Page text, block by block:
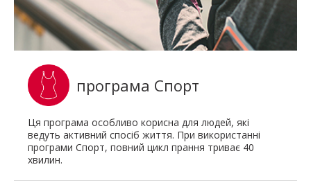
програма Спорт
Ця програма особливо корисна для людей, які
ведуть активний спосіб життя. При використанні
програми Спорт, повний цикл прання триває 40
хвилин.